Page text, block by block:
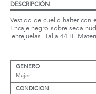
DESCRIPCIÓN
Vestido de cuello halter con
Encaje negro sobre seda
lentejuelas. Talla 44 IT.
GENERO
Mujer
CONDICION